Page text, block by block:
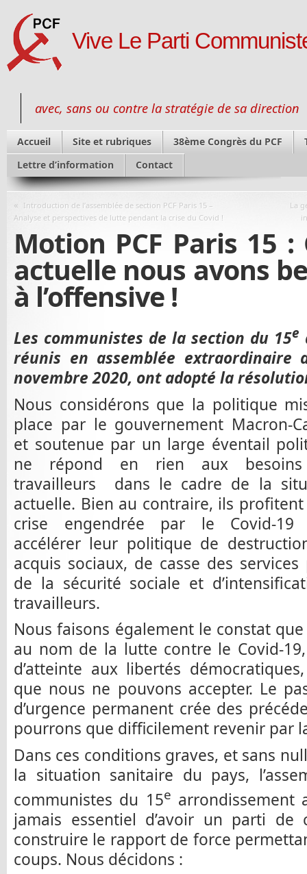
Vive Le Parti
avec, sans ou contre la stratégie de sa direction
Accueil Site et rubriques 38ème Congrès du PCF
Lettre d’information
Contact
« Introduction de l’assemblée de section PCF Paris 15 –
Analyse et perspectives de lutte pendant la crise du Covid !
La
Motion PCF Paris 15
actuelle nous avons
à l’offensive !
Les communistes de la section du 15e
réunis en assemblée extraordinaire
novembre 2020, ont adopté la
Nous considérons que la politique
place par le gouvernement Macron-
et soutenue par un large éventail
ne répond en rien aux
travailleurs dans le cadre de la
actuelle. Bien au contraire, ils
crise engendrée par le Covid-19
accélérer leur politique de
acquis sociaux, de casse des services
de la sécurité sociale et
travailleurs.
Nous faisons également le constat
au nom de la lutte contre le Covid-
d’atteinte aux libertés
que nous ne pouvons accepter. Le
d’urgence permanent crée des
pourrons que difficilement revenir par
Dans ces conditions graves, et sans
la situation sanitaire du pays,
communistes du 15e arrondissement
jamais essentiel d’avoir un parti de
construire le rapport de force
coups. Nous décidons :